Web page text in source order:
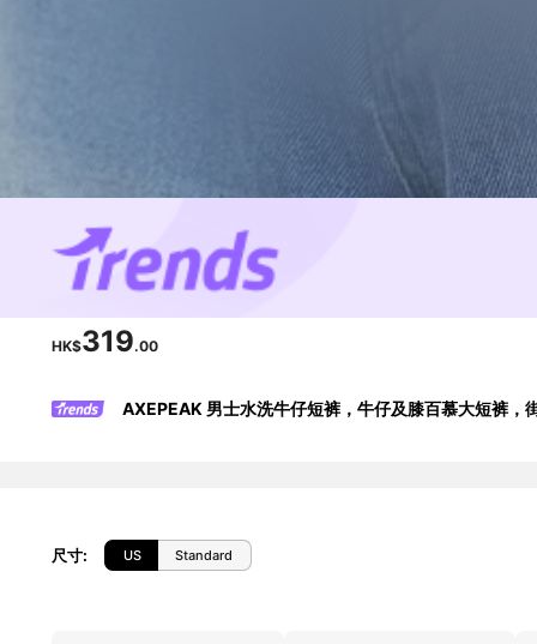
HK$319.00
AXEPEAK 男士水洗牛仔短裤，牛仔及膝百慕大短裤，
尺寸: US Standard